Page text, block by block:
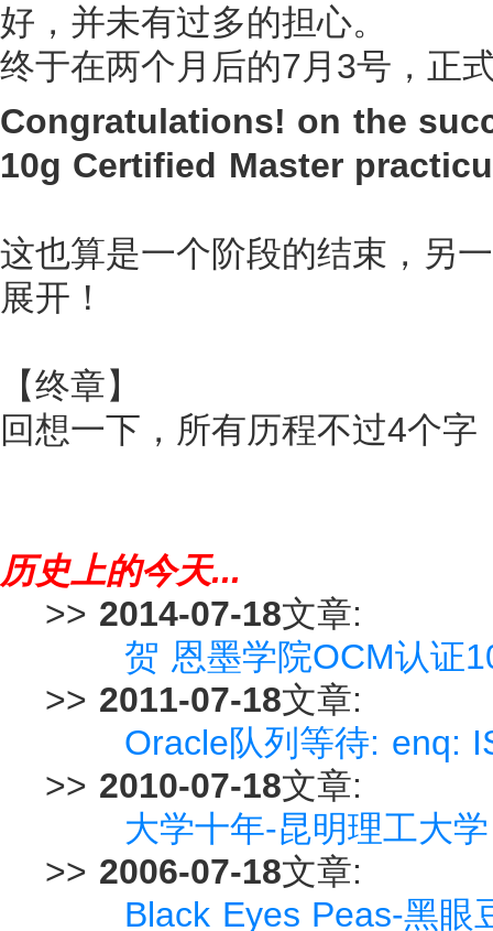
好，并未有过多的担心。
终于在两个月后的7月3号，正
Congratulations! on the
10g Certified Master
这也算是一个阶段的结束，另
展开！
【终章】
回想一下，所有历程不过4个字
历史上的今天...
>> 2014-07-18文章:
贺 恩墨学院OCM认证
>> 2011-07-18文章:
Oracle队列等待: enq:
>> 2010-07-18文章:
大学十年-昆明理工大
>> 2006-07-18文章:
Black Eyes Peas-黑眼